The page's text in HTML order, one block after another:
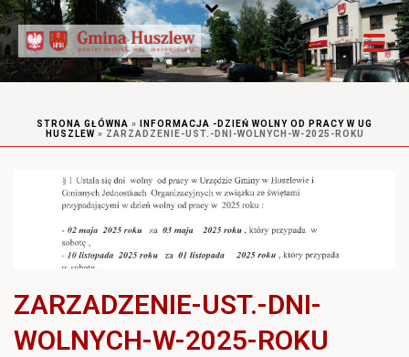
STRONA GŁÓWNA »
INFORMACJA -DZIEŃ WOLNY OD PRACY W UG
HUSZLEW » ZARZADZENIE-UST.-DNI-WOLNYCH-W-2025-ROKU
ZARZADZENIE-UST.-DNI-
WOLNYCH-W-2025-ROKU